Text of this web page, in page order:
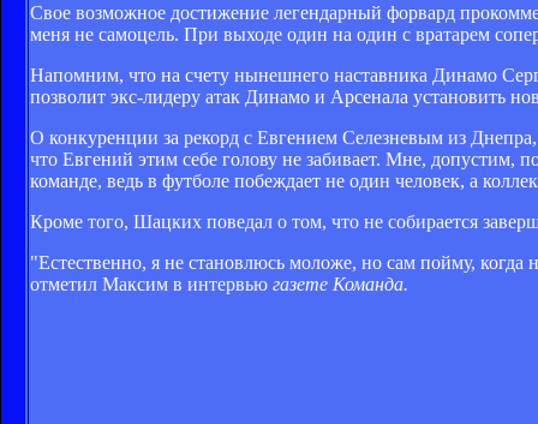
Свое возможное достижение легендарный форвард
меня не самоцель. При выходе один на один с вратарем
Напомним, что на счету нынешнего наставника Динамо
позволит экс-лидеру атак Динамо и Арсенала установить
О конкуренции за рекорд с Евгением Селезневым из
что Евгений этим себе голову не забивает. Мне, допустим,
команде, ведь в футболе побеждает не один человек, а
Кроме того, Шацких поведал о том, что не собирается
"Естественно, я не становлюсь моложе, но сам пойму,
отметил Максим в интервью газете Команда.